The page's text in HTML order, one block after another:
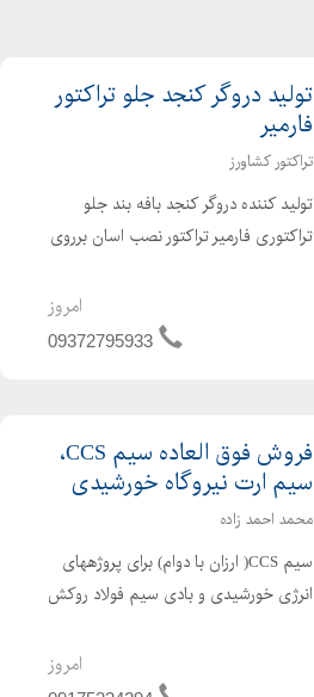
تولید دروگر کنجد جلو تراکتور
فارمیر
تراکتور کشاورز
تولید کننده دروگر کنجد بافه بند جلو
تراکتوری فارمیر تراکتور نصب اسان برروی
امروز
09372795933
فروش فوق العاده سیم CCS،
سیم ارت نیروگاه خورشیدی
محمد احمد زاده
سیم CCS( ارزان با دوام) برای پروژههای
انرژی خورشیدی و بادی سیم فولاد روکش
نیروگاههای خورشیدی و بادی سیم CCS
امروز